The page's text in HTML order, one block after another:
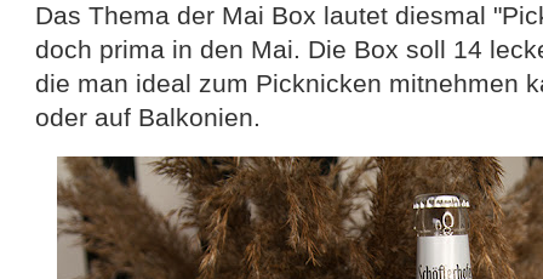
Das Thema der Mai Box lautet diesmal
doch prima in den Mai. Die Box soll 14
die man ideal zum Picknicken mitnehmen
oder auf Balkonien.